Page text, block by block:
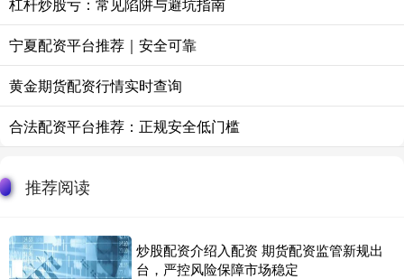
宁夏配资平台推荐｜安全可靠
黄金期货配资行情实时查询
合法配资平台推荐：正规安全低门槛
推荐阅读
炒股配资介绍入配资 期货配资监管新规出
台，严控风险保障市场稳定